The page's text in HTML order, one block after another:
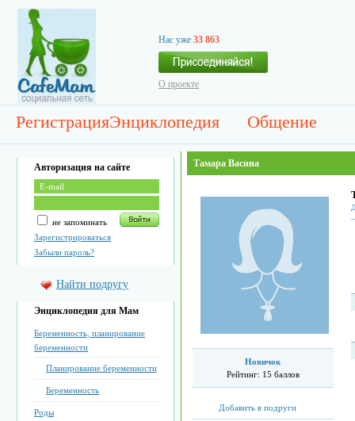
Нас уже 33 863
О проекте
РегистрацияЭнциклопедия Общение
Авторизация на сайте
не запоминать
Зарегистрироваться
Забыли пароль?
Найти подругу
Энциклопедия для Мам
Беременность, планирование
беременности
Планирование беременности
Беременность
Роды
Тамара Васина
Новичок
Рейтинг: 15 баллов
Добавить в подруги